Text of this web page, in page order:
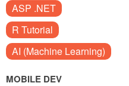
ASP .NET
R Tutorial
AI (Machine Learning)
MOBILE DEV